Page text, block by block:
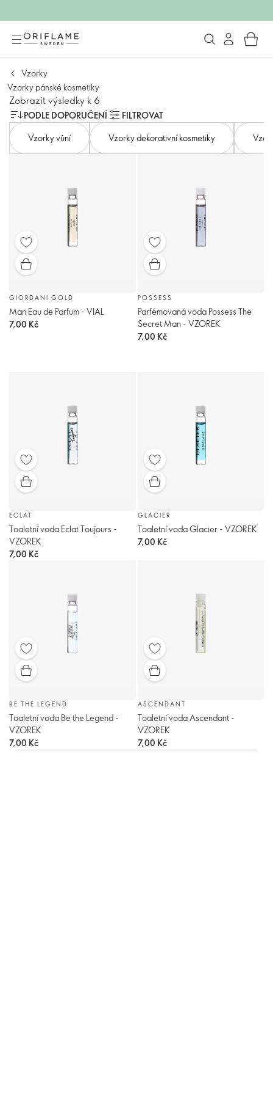
Vzorky
Vzorky pánské kosmetiky
Zobrazit výsledky k 6
PODLE DOPORUČENÍ
FILTROVAT
Vzorky vůní
Vzorky dekorativní kosmetiky
GIORDANI GOLD
Man Eau de Parfum - VIAL
7,00 Kč
POSSESS
Parfémovaná voda Possess The
Secret Man - VZOREK
7,00 Kč
ECLAT
Toaletní voda Eclat Toujours -
VZOREK
7,00 Kč
GLACIER
Toaletní voda Glacier - VZOREK
7,00 Kč
BE THE LEGEND
Toaletní voda Be the Legend -
VZOREK
7,00 Kč
ASCENDANT
Toaletní voda Ascendant -
VZOREK
7,00 Kč